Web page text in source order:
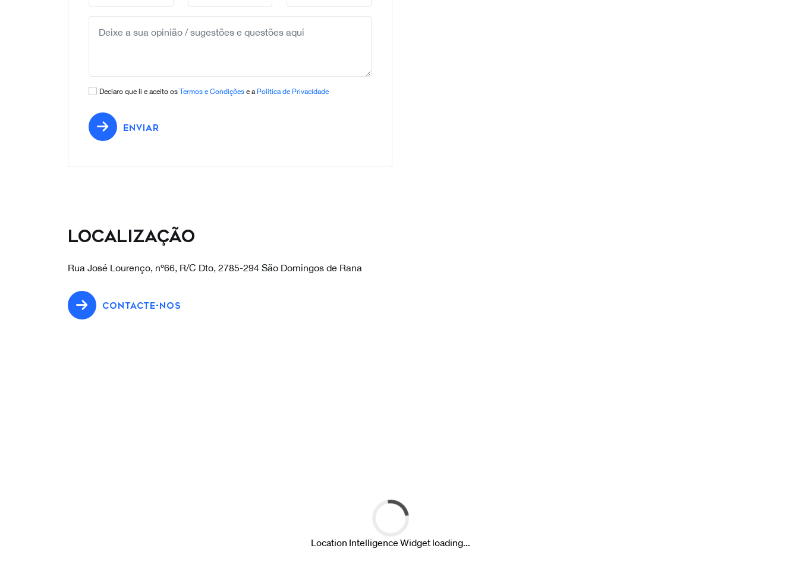
+351
Declaro que li e aceito os Termos e Condições e a Política de Privacidade
ENVIAR
Localização
Rua José Lourenço, nº66, R/C Dto, 2785-294 São Domingos de Rana
CONTACTE-NOS